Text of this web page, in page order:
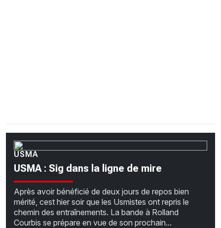
USMA
USMA : Sig dans la ligne de mire
Après avoir bénéficié de deux jours de repos bien
mérité, cest hier soir que les Usmistes ont repris le
chemin des entraînements. La bande à Rolland
Courbis se prépare en vue de son prochain...